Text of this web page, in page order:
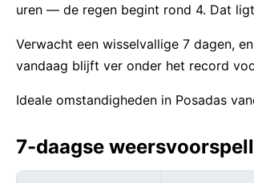
uren — de regen begint rond 4. Dat
Verwacht een wisselvallige 7 dagen,
vandaag blijft ver onder het record
Ideale omstandigheden in Posadas
7-daagse